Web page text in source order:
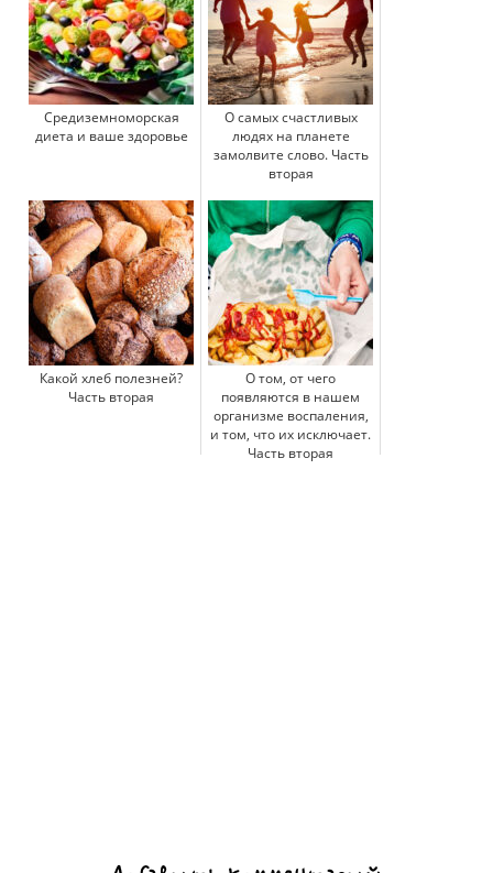
Средиземноморская
диета и ваше здоровье
О самых счастливых
людях на планете
замолвите слово. Часть
вторая
Какой хлеб полезней?
Часть вторая
О том, от чего
появляются в нашем
организме воспаления,
и том, что их исключает.
Часть вторая